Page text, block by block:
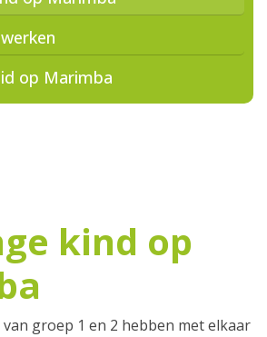
op Marimba
kind op
groep 1 en 2 hebben met elkaar